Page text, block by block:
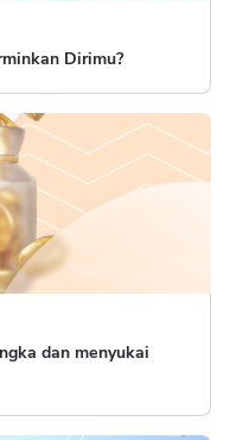
Dirimu?
dan menyukai